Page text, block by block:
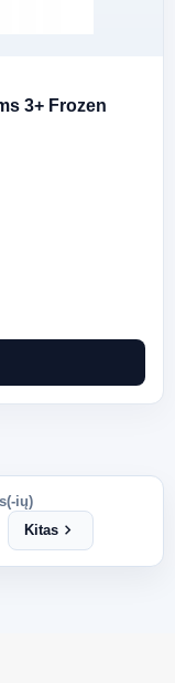
3+ Frozen
ių)
Kitaschevron_right